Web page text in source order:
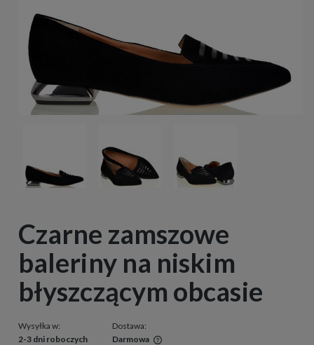
Czarne zamszowe
baleriny na niskim
błyszczącym obcasie
Wysyłka w:
2-3 dni roboczych
Dostawa:
Darmowa